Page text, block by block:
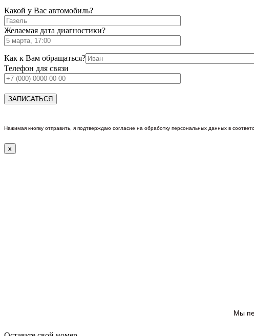
Какой у Вас автомобиль?
Желаемая дата диагностики?
Как к Вам обращаться?
Телефон для связи
Нажимая кнопку отправить, я подтверждаю согласие на обработку персональных данных в
x
Мы